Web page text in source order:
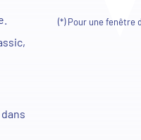
(*) Pour une fenêtre